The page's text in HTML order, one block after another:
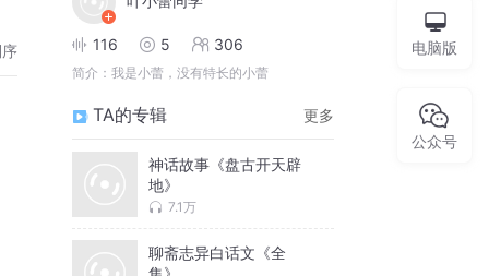
116 5 306
简介： 我是小蕾，没有特长的小蕾
TA的专辑 更多
神话故事《盘古开天辟
地》
7.1万
聊斋志异白话文《全
电脑版
公众号